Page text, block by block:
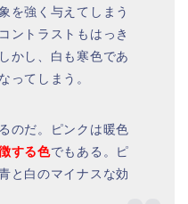
を強く与えてしまう
ントラストもはっき
かし、白も寒色であ
ってしまう。
のだ。ピンクは暖色
する色でもある。ピ
と白のマイナスな効